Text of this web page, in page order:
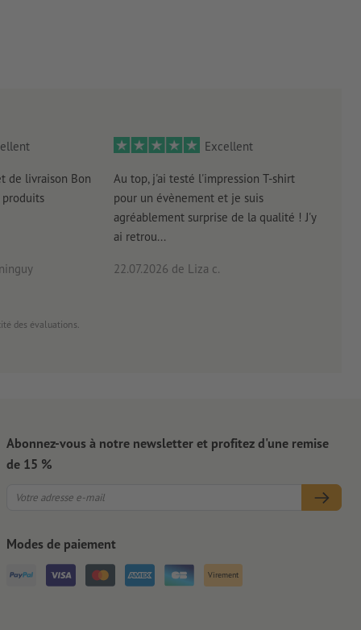
récemment doit être sec ou totalement durci.
de livraison Bon
Excellent
Au top, j'ai testé l'impression T-shirt
pour un évènement et je suis
agréablement surprise de la qualité ! J'y
ai retrou...
22.07.2026 de Liza c.
des évaluations.
Abonnez-vous à notre newsletter et profitez d'une remise
de 15 %
Modes de paiement
Virement